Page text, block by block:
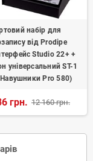
набір для
від Prodipe
Studio 22+ +
універсальний ST-1
Pro 580)
грн. 12 160 грн.